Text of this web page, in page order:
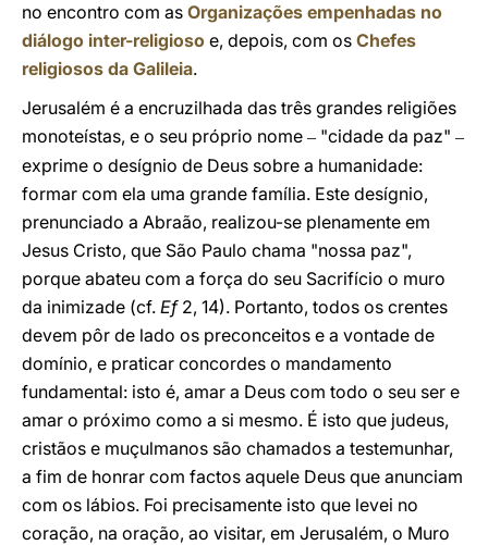
no encontro com as Organizações empenhadas no
diálogo inter-religioso e, depois, com os Chefes
religiosos da Galileia.
Jerusalém é a encruzilhada das três grandes religiões
monoteístas, e o seu próprio nome – "cidade da paz" –
exprime o desígnio de Deus sobre a humanidade:
formar com ela uma grande família. Este desígnio,
prenunciado a Abraão, realizou-se plenamente em
Jesus Cristo, que São Paulo chama "nossa paz",
porque abateu com a força do seu Sacrifício o muro
da inimizade (cf. Ef2, 14). Portanto, todos os crentes
devem pôr de lado os preconceitos e a vontade de
domínio, e praticar concordes o mandamento
fundamental: isto é, amar a Deus com todo o seu ser e
amar o próximo como a si mesmo. É isto que judeus,
cristãos e muçulmanos são chamados a testemunhar,
a fim de honrar com factos aquele Deus que anunciam
com os lábios. Foi precisamente isto que levei no
coração, na oração, ao visitar, em Jerusalém, o Muro